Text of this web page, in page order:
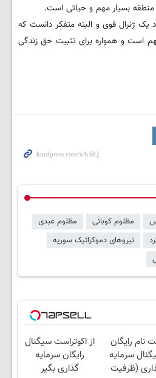
بسیار مهم و حیاتی است.
یک ژنرال قوی و البته متفکر دانست که
است و همواره برای تثبیت حق زندگی
مظلوم کوبانی
مظلوم عبدی
نیروهای دموکراتیک سوریه
نام رایگان
سرمایه
(ظرفیت
از اکوتراست سیگنال
رایگان سرمایه
گذاری بگیر